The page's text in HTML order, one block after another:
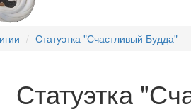
Статуэтка "Счастливый Будда"
Статуэтка